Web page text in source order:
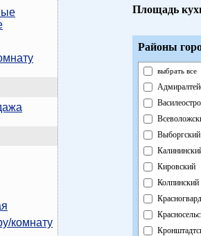
комнату
Площадь
Районы
выбрать все
Выборгский
Кировский
Колпинский